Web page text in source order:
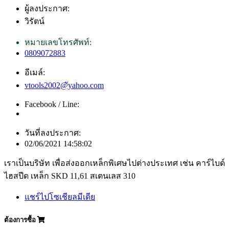
ผู้ลงประกาศ:
วิรัตน์
หมายเลขโทรศัพท์:
0809072883
อีเมล์:
vtools2002@ัyahoo.com
Facebook / Line:
วันที่ลงประกาศ:
02/06/2021 14:58:02
เราเป็นบริษัท เพื่อส่งออกเหล็กพิเศษไปต่างประเทศ เช่น คาร์ไบด์
ไฮสปีด เหล็ก SKD 11,61 สเตนเลส 310
แชร์ไปโซเชียลมีเดีย
ต้องการซื้อ